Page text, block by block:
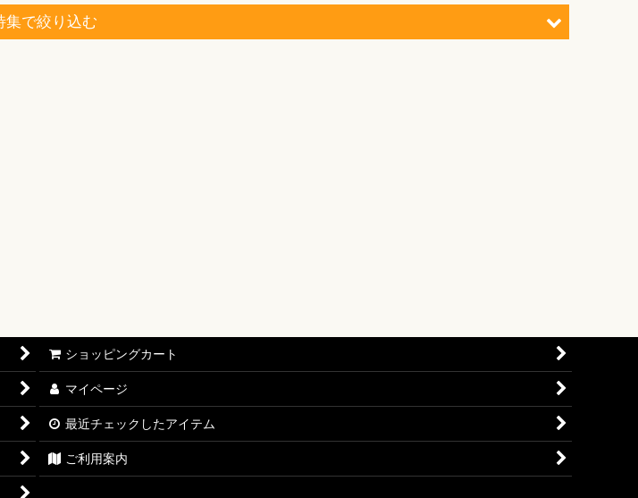
集で絞り込む
02】
ショッピングカート
マイページ
最近チェックしたアイテム
ご利用案内